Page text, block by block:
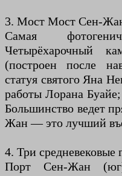
3. Мост Мост Сен-
Самая
Четырёхарочный
(построен после
статуя святого Яна
работы Лорана
Большинство ведет
Жан — это лучший
4. Три средневековые
Порт Сен-Жан